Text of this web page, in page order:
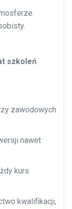
szkoleń
zawodowych
nawet
kurs
kwalifikacji,